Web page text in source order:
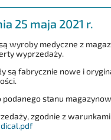
25 maja 2021 r.
wyroby medyczne z
wyprzedaży.
są fabrycznie nowe i
podanego stanu
zgodnie z